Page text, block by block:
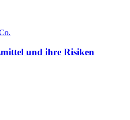
und ihre Risiken